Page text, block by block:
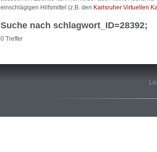
einschlägigen Hilfsmittel (z.B. den Karlsruher Virtuellen
Suche nach schlagwort_ID=28392;
0 Treffer